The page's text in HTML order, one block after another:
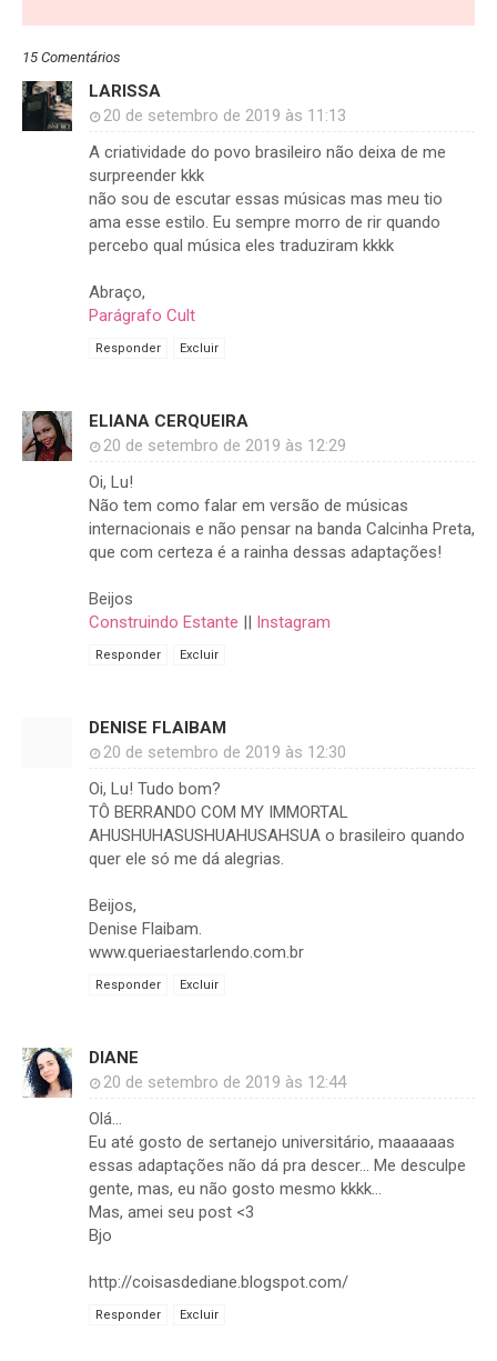
15 Comentários
LARISSA
20 de setembro de 2019 às 11:13
A criatividade do povo brasileiro não deixa de me
surpreender kkk
não sou de escutar essas músicas mas meu tio
ama esse estilo. Eu sempre morro de rir quando
percebo qual música eles traduziram kkkk
Abraço,
Parágrafo Cult
Responder Excluir
ELIANA CERQUEIRA
20 de setembro de 2019 às 12:29
Oi, Lu!
Não tem como falar em versão de músicas
internacionais e não pensar na banda Calcinha Preta,
que com certeza é a rainha dessas adaptações!
Beijos
Construindo Estante
Instagram
Responder Excluir
DENISE FLAIBAM
20 de setembro de 2019 às 12:30
Oi, Lu! Tudo bom?
TÔ BERRANDO COM MY IMMORTAL
AHUSHUHASUSHUAHUSAHSUA o brasileiro quando
quer ele só me dá alegrias.
Beijos,
Denise Flaibam.
www.queriaestarlendo.com.br
Responder Excluir
DIANE
20 de setembro de 2019 às 12:44
Olá...
Eu até gosto de sertanejo universitário, maaaaaas
essas adaptações não dá pra descer... Me desculpe
gente, mas, eu não gosto mesmo kkkk...
Mas, amei seu post <3
Bjo
http://coisasdediane.blogspot.com/
Responder Excluir